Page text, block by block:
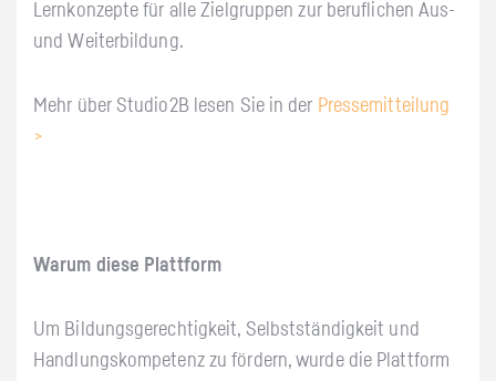
Lernkonzepte für alle Zielgruppen zur beruflichen Aus-
und Weiterbildung.
Mehr über Studio2B lesen Sie in der Pressemitteilung
>
Warum diese Plattform
Um Bildungsgerechtigkeit, Selbstständigkeit und
Handlungskompetenz zu fördern, wurde die Plattform